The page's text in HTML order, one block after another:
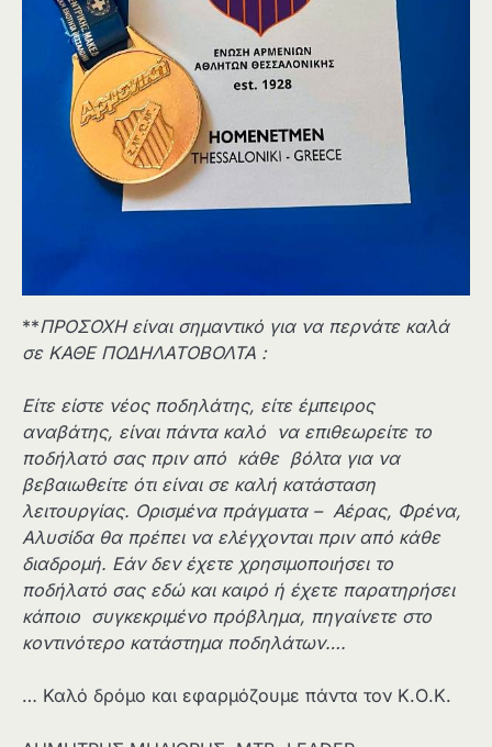
**ΠΡΟΣΟΧΗ είναι σημαντικό για να περνάτε καλά
σε ΚΑΘΕ ΠΟΔΗΛΑΤΟΒΟΛΤΑ :
Είτε είστε νέος ποδηλάτης, είτε έμπειρος
αναβάτης, είναι πάντα καλό να επιθεωρείτε το
ποδήλατό σας πριν από κάθε βόλτα για να
βεβαιωθείτε ότι είναι σε καλή κατάσταση
λειτουργίας. Ορισμένα πράγματα – Αέρας, Φρένα,
Αλυσίδα θα πρέπει να ελέγχονται πριν από κάθε
διαδρομή. Εάν δεν έχετε χρησιμοποιήσει το
ποδήλατό σας εδώ και καιρό ή έχετε παρατηρήσει
κάποιο συγκεκριμένο πρόβλημα, πηγαίνετε στο
κοντινότερο κατάστημα ποδηλάτων….
… Καλό δρόμο και εφαρμόζουμε πάντα τον Κ.Ο.Κ.